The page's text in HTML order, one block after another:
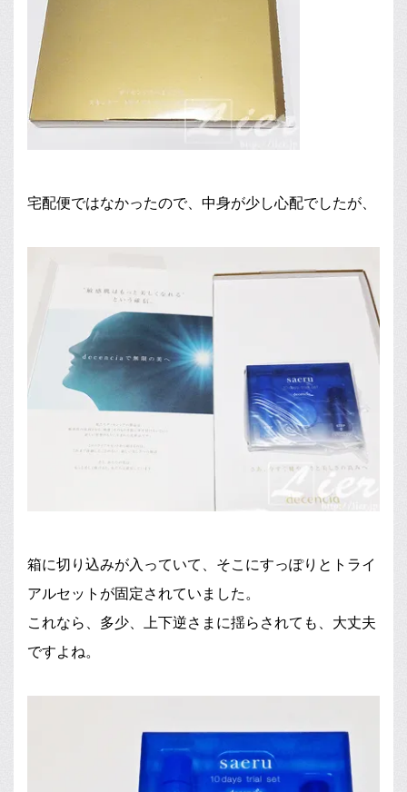
宅配便ではなかったので、中身が少し心配でしたが、
箱に切り込みが入っていて、そこにすっぽりとトライ
アルセットが固定されていました。
これなら、多少、上下逆さまに揺らされても、大丈夫
ですよね。